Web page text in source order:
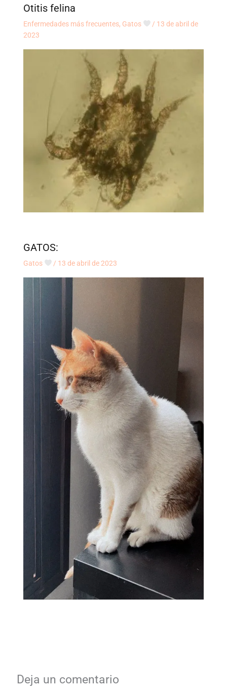
Otitis felina
Enfermedades más frecuentes, Gatos / 13 de abril de
2023
GATOS:
Gatos / 13 de abril de 2023
Deja un comentario